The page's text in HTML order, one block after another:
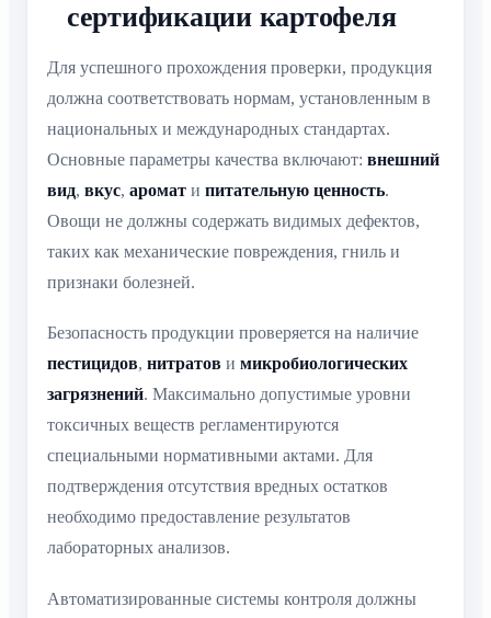
сертификации картофеля
Для успешного прохождения проверки, продукция
должна соответствовать нормам, установленным в
национальных и международных стандартах.
Основные параметры качества включают: внешний
вид, вкус, аромат и питательную ценность.
Овощи не должны содержать видимых дефектов,
таких как механические повреждения, гниль и
признаки болезней.
Безопасность продукции проверяется на наличие
пестицидов, нитратов и микробиологических
загрязнений. Максимально допустимые уровни
токсичных веществ регламентируются
специальными нормативными актами. Для
подтверждения отсутствия вредных остатков
необходимо предоставление результатов
лабораторных анализов.
Автоматизированные системы контроля должны